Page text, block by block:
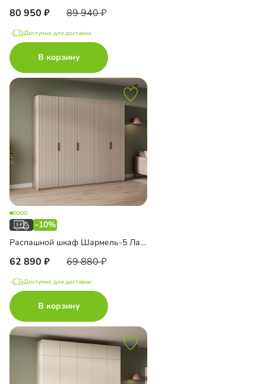
80 950 89 940
Доступно для доставки
В корзину
-10%
Распашной шкаф Шармель-5 Лайф
62 890 69 880
Доступно для доставки
В корзину